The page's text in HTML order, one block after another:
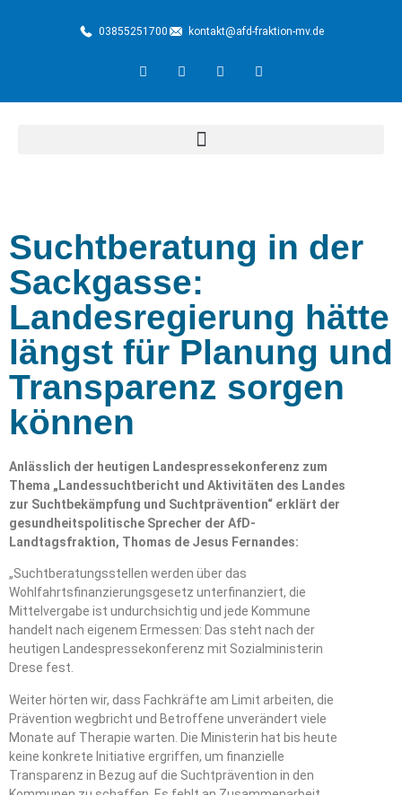
03855251700 kontakt@afd-fraktion-mv.de
Suchtberatung in der
Sackgasse:
Landesregierung hätte
längst für Planung und
Transparenz sorgen
können
Anlässlich der heutigen Landespressekonferenz zum
Thema „Landessuchtbericht und Aktivitäten des Landes
zur Suchtbekämpfung und Suchtprävention“ erklärt der
gesundheitspolitische Sprecher der AfD-
Landtagsfraktion, Thomas de Jesus Fernandes:
„Suchtberatungsstellen werden über das
Wohlfahrtsfinanzierungsgesetz unterfinanziert, die
Mittelvergabe ist undurchsichtig und jede Kommune
handelt nach eigenem Ermessen: Das steht nach der
heutigen Landespressekonferenz mit Sozialministerin
Drese fest.
Weiter hörten wir, dass Fachkräfte am Limit arbeiten, die
Prävention wegbricht und Betroffene unverändert viele
Monate auf Therapie warten. Die Ministerin hat bis heute
keine konkrete Initiative ergriffen, um finanzielle
Transparenz in Bezug auf die Suchtprävention in den